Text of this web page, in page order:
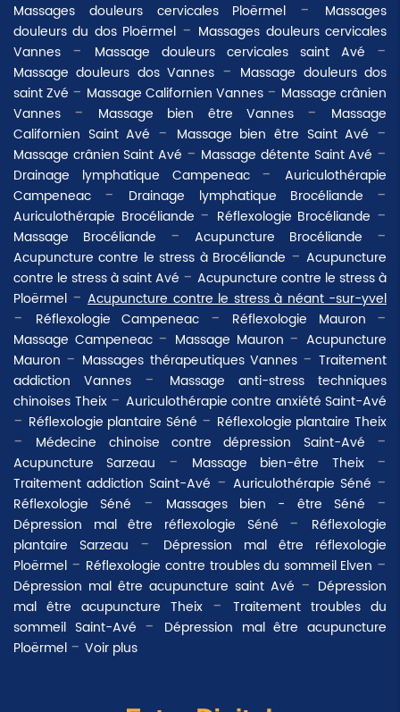
Massages douleurs cervicales Ploërmel
Massages
douleurs du dos Ploërmel
Massages douleurs cervicales
Vannes
Massage douleurs cervicales saint Avé
Massage douleurs dos Vannes
Massage douleurs dos
saint Zvé
Massage Californien Vannes
Massage crânien
Vannes
Massage bien être Vannes
Massage
Californien Saint Avé
Massage bien être Saint Avé
Massage crânien Saint Avé
Massage détente Saint Avé
Drainage lymphatique Campeneac
Auriculothérapie
Campeneac
Drainage lymphatique Brocéliande
Auriculothérapie Brocéliande
Réflexologie Brocéliande
Massage Brocéliande
Acupuncture Brocéliande
Acupuncture contre le stress à Brocéliande
Acupuncture
contre le stress à saint Avé
Acupuncture contre le stress à
Ploërmel
Acupuncture contre le stress à néant -sur-yvel
Réflexologie Campeneac
Réflexologie Mauron
Massage Campeneac
Massage Mauron
Acupuncture
Mauron
Massages thérapeutiques Vannes
Traitement
addiction Vannes
Massage anti-stress techniques
chinoises Theix
Auriculothérapie contre anxiété Saint-Avé
Réflexologie plantaire Séné
Réflexologie plantaire Theix
Médecine chinoise contre dépression Saint-Avé
Acupuncture Sarzeau
Massage bien-être Theix
Traitement addiction Saint-Avé
Auriculothérapie Séné
Réflexologie Séné
Massages bien - être Séné
Dépression mal être réflexologie Séné
Réflexologie
plantaire Sarzeau
Dépression mal être réflexologie
Ploërmel
Réflexologie contre troubles du sommeil Elven
Dépression mal être acupuncture saint Avé
Dépression
mal être acupuncture Theix
Traitement troubles du
sommeil Saint-Avé
Dépression mal être acupuncture
Ploërmel
Voir plus